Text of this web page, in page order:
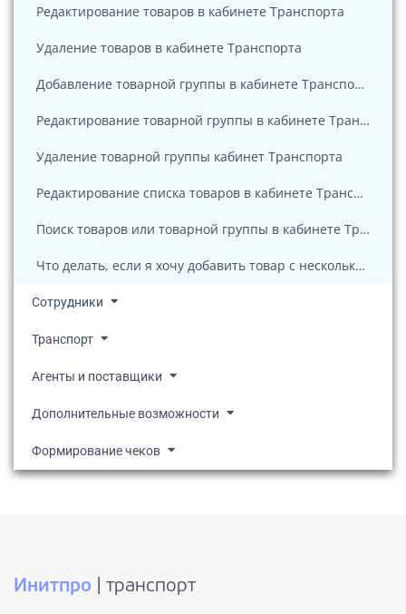
Редактирование товаров в кабинете Транспорта
Удаление товаров в кабинете Транспорта
Добавление товарной группы в кабинете Транспорта
Редактирование товарной группы в кабинете Транспорта
Удаление товарной группы кабинет Транспорта
Редактирование списка товаров в кабинете Транспорта
Поиск товаров или товарной группы в кабинете Транспорта
Что делать, если я хочу добавить товар с несколькими СНО? Кабинет Транспорта
Сотрудники
Транспорт
Агенты и поставщики
Дополнительные возможности
Формирование чеков
Инитпро | транспорт